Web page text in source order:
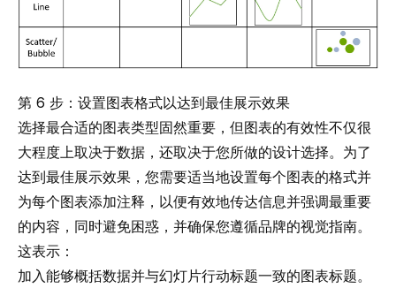
第 6 步：设置图表格式以达到最佳展示效果
选择最合适的图表类型固然重要，但图表的有效性不仅很
大程度上取决于数据，还取决于您所做的设计选择。为了
达到最佳展示效果，您需要适当地设置每个图表的格式并
为每个图表添加注释 ，以便有效地传达信息并强调最重要
的内容，同时避免困惑，并确保您遵循品牌的视觉指南。
这表示：
加入能够概括数据并与幻灯片行动标题一致的图表标题。